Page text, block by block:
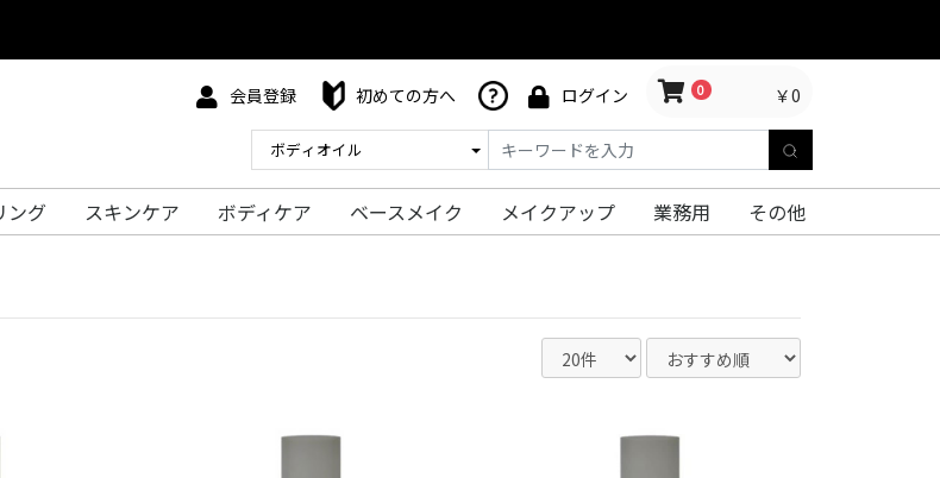
会員登録 初めての方へ ログイン 0 ￥0
ング スキンケア ボディケア ベースメイク メイクアップ 業務用 その他